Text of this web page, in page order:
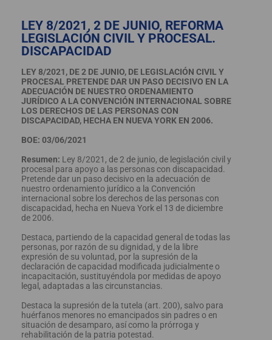
LEY 8/2021, 2 DE JUNIO, REFORMA
LEGISLACIÓN CIVIL Y PROCESAL.
DISCAPACIDAD
LEY 8/2021, DE 2 DE JUNIO, DE LEGISLACIÓN CIVIL Y
PROCESAL PRETENDE DAR UN PASO DECISIVO EN LA
ADECUACIÓN DE NUESTRO ORDENAMIENTO
JURÍDICO A LA CONVENCIÓN INTERNACIONAL SOBRE
LOS DERECHOS DE LAS PERSONAS CON
DISCAPACIDAD, HECHA EN NUEVA YORK EN 2006.
BOE: 03/06/2021
Resumen: Ley 8/2021, de 2 de junio, de legislación civil y
procesal para apoyo a las personas con discapacidad.
Pretende dar un paso decisivo en la adecuación de
nuestro ordenamiento jurídico a la Convención
internacional sobre los derechos de las personas con
discapacidad, hecha en Nueva York el 13 de diciembre
de 2006.
Destaca, partiendo de la capacidad general de todas las
personas, por razón de su dignidad, y de la libre
expresión de su voluntad, por la supresión de la
declaración de capacidad modificada judicialmente o
incapacitación, sustituyéndola por medidas de apoyo
legal, adaptadas a las circunstancias.
Destaca la supresión de la tutela (art. 200), salvo para
huérfanos menores no emancipados sin padres o en
situación de desamparo, así como la prórroga y
rehabilitación de la patria potestad.